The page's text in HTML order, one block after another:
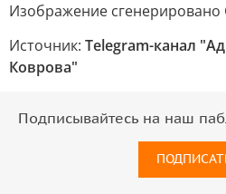
Изображение сгенерировано
Источник: Telegram-канал
Коврова"
Подписывайтесь на наш